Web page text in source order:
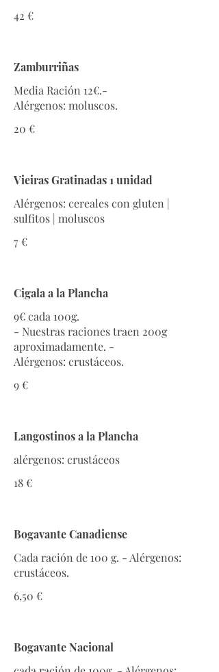
42 €
Zamburriñas
Media Ración 12€.-
Alérgenos: moluscos.
20 €
Vieiras Gratinadas 1 unidad
Alérgenos: cereales con gluten |
sulfitos | moluscos
7 €
Cigala a la Plancha
9€ cada 100g.
- Nuestras raciones traen 200g
aproximadamente. -
Alérgenos: crustáceos.
9 €
Langostinos a la Plancha
alérgenos: crustáceos
18 €
Bogavante Canadiense
Cada ración de 100 g. - Alérgenos:
crustáceos.
6,50 €
Bogavante Nacional